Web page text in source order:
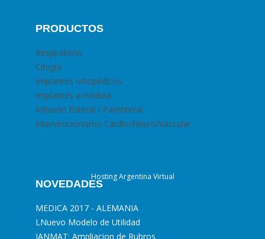
PRODUCTOS
Respiratorio
Cirugia
Implantes ortopédicos
Implantes a medida
Infusión Enteral / Parenteral
Intervencionismo Cardio/Neuro/Vascular
NOVEDADES
MEDICA 2017 - ALEMANIA
LNuevo Modelo de Utilidad
IANMAT: Ampliacion de Rubros
Hosting Argentina Virtual